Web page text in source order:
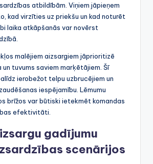
atbildībām. Viņiem jāpieņem
kad virzīties uz priekšu un kad noturēt
laika atkāpšanās var novērst
malējiem aizsargiem jāprioritizē
tuvums saviem marķētājiem. Šī
ierobežot telpu uzbrucējiem un
iespējamību. Lēmumu
brīžos var būtiski ietekmēt komandas
efektivitāti.
gadījumu
scenārijos